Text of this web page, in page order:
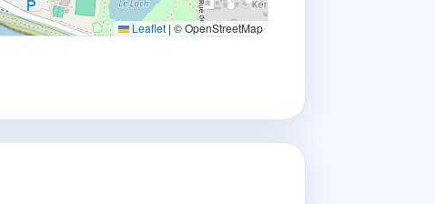
Leaflet | © OpenStreetMap